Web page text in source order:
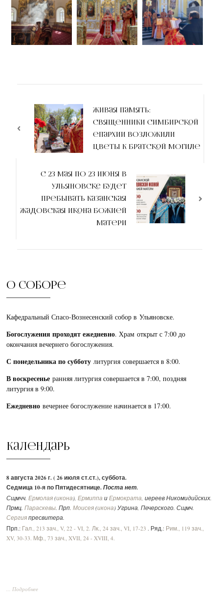
Живая память:
священники Симбирской
епархии возложили
цветы к братской могиле
С 23 мая по 23 июня в
Ульяновске будет
пребывать Казанская
Жадовская икона Божией
Матери
О соборе
Кафедральный Спасо-Вознесенский собор в Ульяновске.
Богослужения проходят ежедневно. Храм открыт с 7:00 до
окончания вечернего богослужения.
С понедельника по субботулитургия совершается в 8:00.
В воскресеньеранняя литургия совершается в 7:00, поздняя
литургия в 9:00.
Ежедневновечернее богослужение начинается в 17:00.
Календарь
8 августа 2026 г. ( 26 июля ст.ст.), суббота.
Седмица 10-я по Пятидесятнице.Поста нет.
Сщмчч.Ермолая (икона ),Ермиппа иЕрмократа , иереев Никомидийских.
Прмц.Параскевы . Прп.Моисея (икона ) Угрина, Печерского. Сщмч.
Сергия пресвитера.
Прп.: Гал., 213 зач., V, 22 - VI, 2. Лк., 24 зач., VI, 17-23 . Ряд.: Рим., 119 зач.,
XV, 30-33. Мф., 73 зач., XVII, 24 - XVIII, 4.
... Подробнее